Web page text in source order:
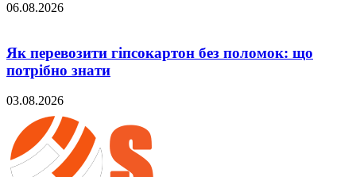
06.08.2026
Як перевозити гіпсокартон без поломок: що
потрібно знати
03.08.2026